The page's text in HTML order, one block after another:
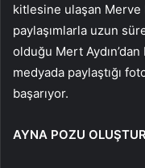
kitlesine ulaşan Merve
paylaşımlarla uzun
olduğu Mert
medyada paylaştığı
başarıyor.
AYNA POZU